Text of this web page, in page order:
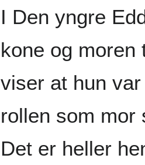
I Den yngre
kone og moren
viser at hun
rollen som mor
Det er heller